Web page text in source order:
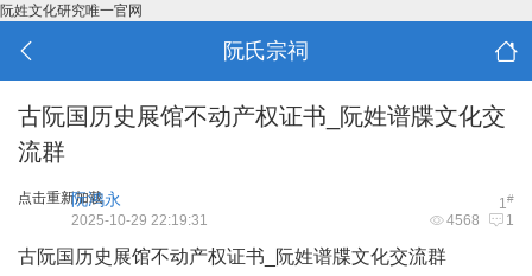
阮姓文化研究唯一官网
阮氏宗祠
古阮国历史展馆不动产权证书_阮姓谱牒文化交
流群
点击重新加载 1#
阮鸿永
4568 1
2025-10-29 22:19:31
古阮国历史展馆不动产权证书_阮姓谱牒文化交流群